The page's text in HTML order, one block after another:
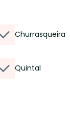
Churrasqueira
Quintal